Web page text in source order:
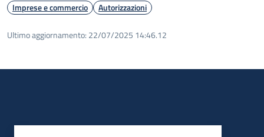
Imprese e commercio Autorizzazioni
Ultimo aggiornamento: 22/07/2025 14:46.12